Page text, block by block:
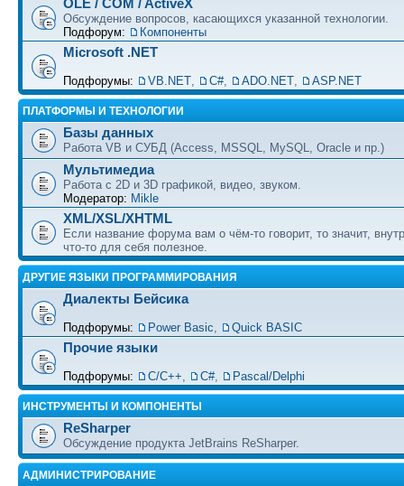
OLE / COM / ActiveX
Обсуждение вопросов, касающихся указанной технологии.
Подфорум:
Компоненты
Microsoft .NET
Подфорумы: VB.NET, C#, ADO.NET, ASP.NET
ПЛАТФОРМЫ И ТЕХНОЛОГИИ
Базы данных
Работа VB и СУБД (Access, MSSQL, MySQL, Oracle и пр.)
Мультимедиа
Работа с 2D и 3D графикой, видео, звуком.
Модератор: Mikle
XML/XSL/XHTML
Если название форума вам о чём-то говорит, то значит,
что-то для себя полезное.
ДРУГИЕ ЯЗЫКИ ПРОГРАММИРОВАНИЯ
Диалекты Бейсика
Подфорумы: Power Basic, Quick BASIC
Прочие языки
Подфорумы: С/С++, C#, Pascal/Delphi
ИНСТРУМЕНТЫ И КОМПОНЕНТЫ
ReSharper
Обсуждение продукта JetBrains ReSharper.
АДМИНИСТРИРОВАНИЕ